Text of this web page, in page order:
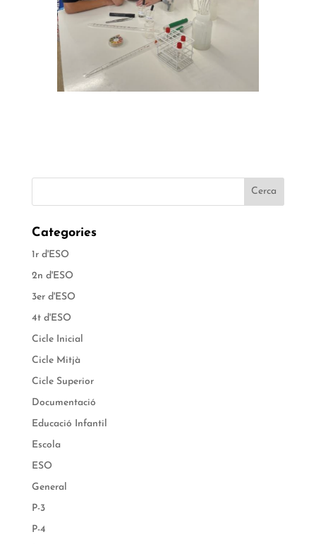
Categories
1r d'ESO
2n d'ESO
3er d'ESO
4t d'ESO
Cicle Inicial
Cicle Mitjà
Cicle Superior
Documentació
Educació Infantil
Escola
ESO
General
P-3
P-4